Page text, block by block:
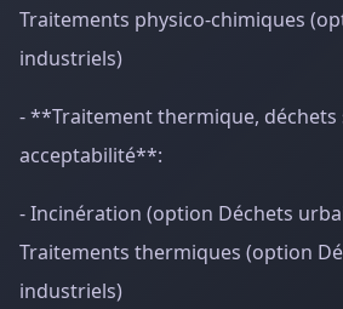
Traitements physico-chimiques
industriels)
- **Traitement thermique, déchets
acceptabilité**:
- Incinération (option Déchets
Traitements thermiques (option
industriels)